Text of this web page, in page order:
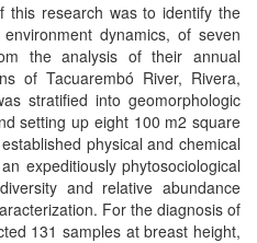
this research was to identify the
dynamics, of seven
the analysis of their annual
of Tacuarembó River, Rivera,
stratified into geomorphologic
setting up eight 100 m2 square
physical and chemical
expeditiously phytosociological
and relative abundance
For the diagnosis of
131 samples at breast height,